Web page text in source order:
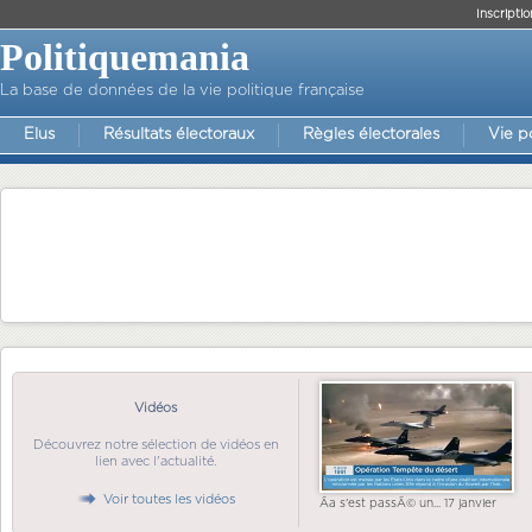
Politiquemania
La base de données de la vie politique française
Elus Résultats électoraux Règles électorales Vie
Vidéos
Découvrez notre sélection de vidéos en
lien avec l'actualité.
Voir toutes les vidéos Ãa s'est passÃ© un... 17 janvier